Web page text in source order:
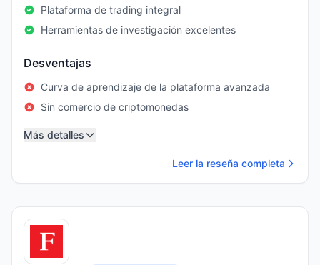
Plataforma de trading integral
Herramientas de investigación excelentes
Desventajas
Curva de aprendizaje de la plataforma avanzada
Sin comercio de criptomonedas
Más detalles
Leer la reseña completa